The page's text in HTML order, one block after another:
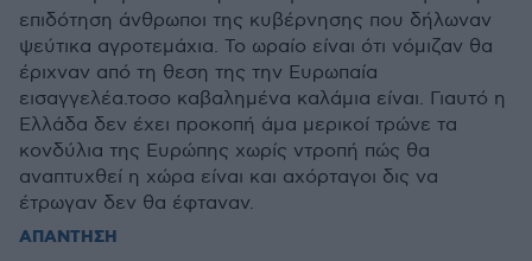
επιδότηση άνθρωποι της κυβέρνησης που δήλωναν
ψεύτικα αγροτεμάχια. Το ωραίο είναι ότι νόμιζαν θα
έριχναν από τη θεση της την Ευρωπαία
εισαγγελέα.τοσο καβαλημένα καλάμια είναι. Γιαυτό η
Ελλάδα δεν έχει προκοπή άμα μερικοί τρώνε τα
κονδύλια της Ευρώπης χωρίς ντροπή πώς θα
αναπτυχθεί η χώρα είναι και αχόρταγοι δις να
έτρωγαν δεν θα έφταναν.
ΑΠΑΝΤΗΣΗ